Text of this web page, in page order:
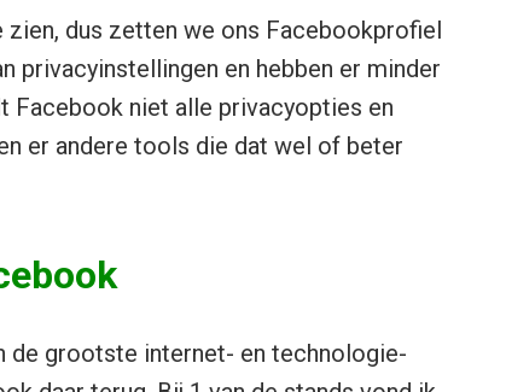
dus zetten we ons Facebookprofiel
privacyinstellingen en hebben er minder
Facebook niet alle privacyopties en
er andere tools die dat wel of beter
de grootste internet- en technologie-